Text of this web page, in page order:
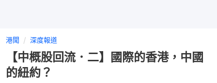
港聞 深度報道
【中概股回流．二】國際的香港，中國
的紐約？